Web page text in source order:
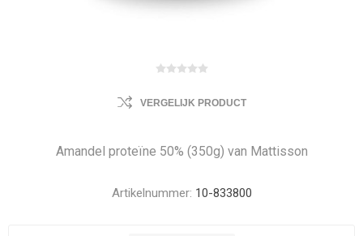
VERGELIJK PRODUCT
Amandel proteïne 50% (350g) van Mattisson
Artikelnummer: 10-833800